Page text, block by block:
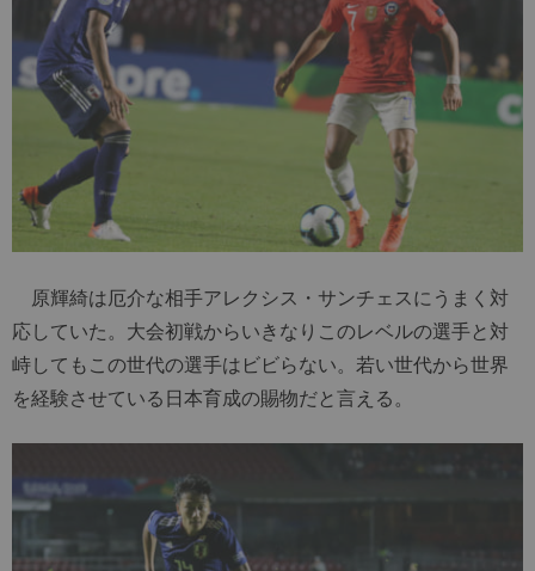
原輝綺は厄介な相手アレクシス・サンチェスにうまく対
応していた。大会初戦からいきなりこのレベルの選手と対
峙してもこの世代の選手はビビらない。若い世代から世界
を経験させている日本育成の賜物だと言える。